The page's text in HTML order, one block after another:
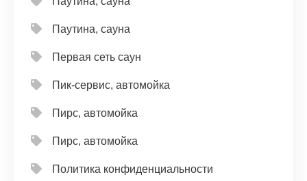
Паутина, сауна
Первая сеть саун
Пик-сервис, автомойка
Пирс, автомойка
Пирс, автомойка
Политика конфиденциальности